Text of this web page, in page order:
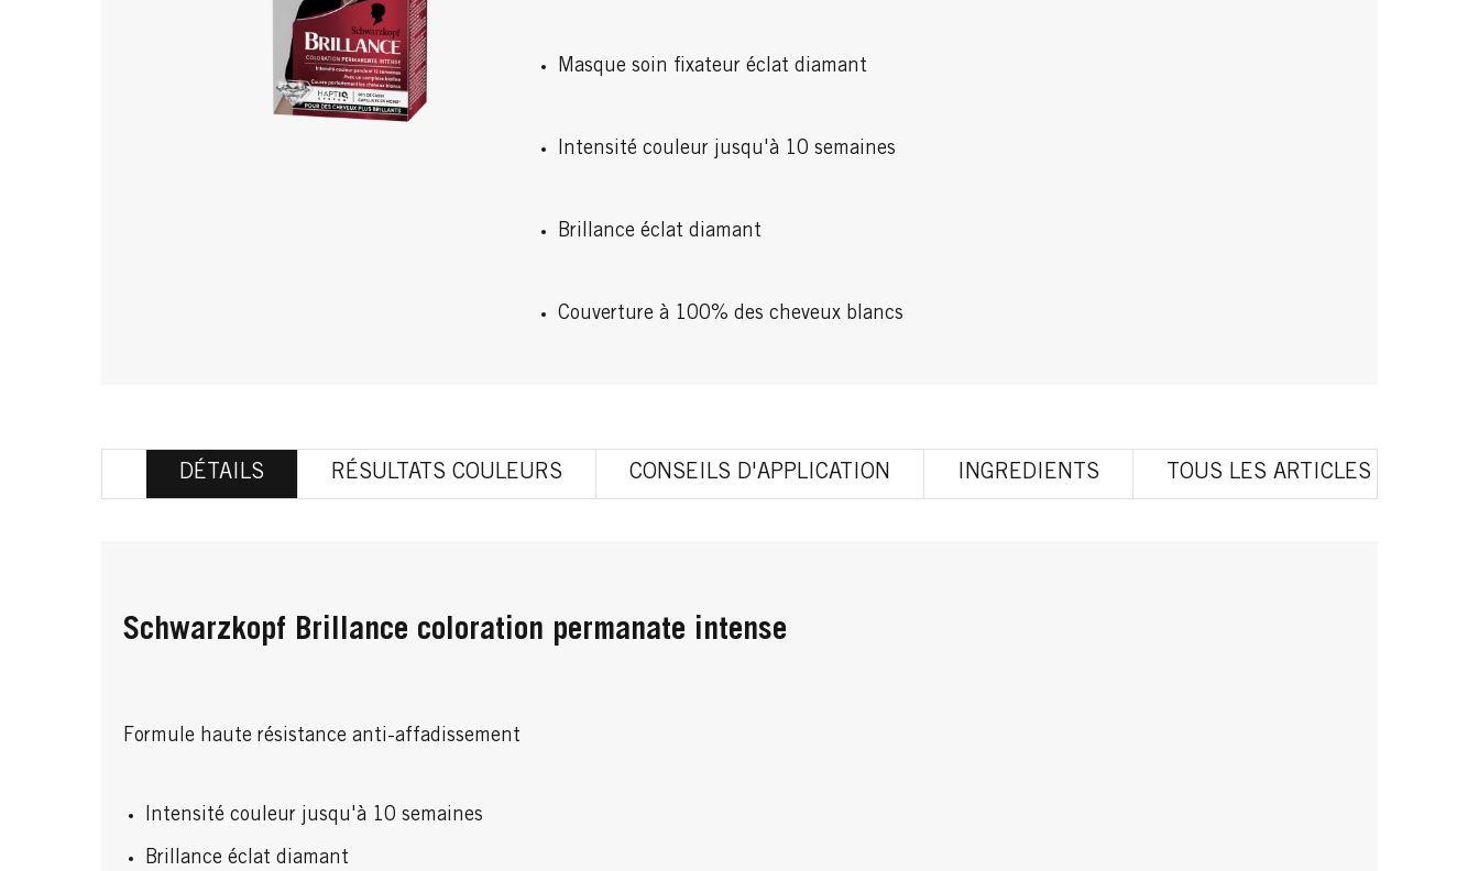
Masque soin fixateur éclat diamant
Intensité couleur jusqu'à 10 semaines
Brillance éclat diamant
Couverture à 100% des cheveux blancs
DÉTAILS RÉSULTATS COULEURS CONSEILS D'APPLICATION INGREDIENTS TOUS LES ARTICLES
Schwarzkopf Brillance coloration permanate intense
Formule haute résistance anti-affadissement
Intensité couleur jusqu'à 10 semaines
Brillance éclat diamant